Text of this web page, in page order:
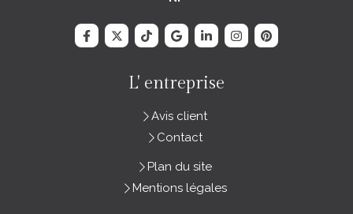
L' entreprise
Avis client
Contact
Plan du site
Mentions légales